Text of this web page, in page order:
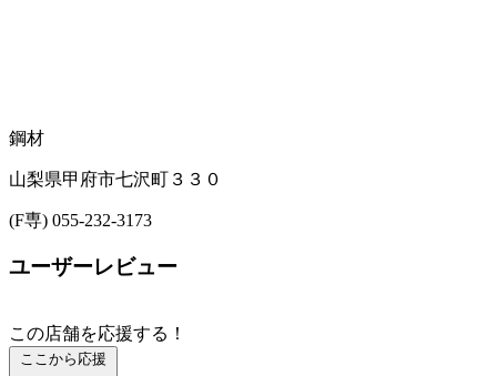
鋼材
山梨県甲府市七沢町３３０
(F専) 055-232-3173
ユーザーレビュー
この店舗を応援する！
ここから応援